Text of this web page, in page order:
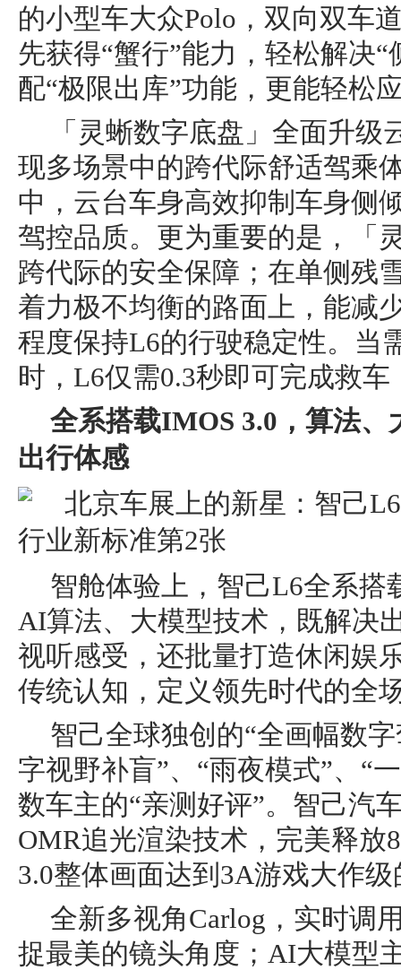
的小型车大众Polo，双向双车
先获得“蟹行”能力，轻松解决
配“极限出库”功能，更能轻松
「灵蜥数字底盘」全面升
现多场景中的跨代际舒适驾乘
中，云台车身高效抑制车身侧
驾控品质。更为重要的是，「
跨代际的安全保障；在单侧残
着力极不均衡的路面上，能减
程度保持L6的行驶稳定性。当
时，L6仅需0.3秒即可完成救
全系搭载IMOS 3.0，算法、
出行体感
智舱体验上，智己L6全系搭
AI算法、大模型技术，既解决
视听感受，还批量打造休闲
传统认知，定义领先时代的全
智己全球独创的“全画幅数
字视野补盲”、“雨夜模式”、“
数车主的“亲测好评”。智己汽
OMR追光渲染技术，完美释放
3.0整体画面达到3A游戏大作
全新多视角Carlog，实时调
捉最美的镜头角度；AI大模型